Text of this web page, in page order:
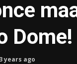
Dome!
years ago